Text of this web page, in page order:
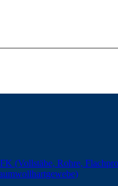
(Vollstäbe, Rohre,